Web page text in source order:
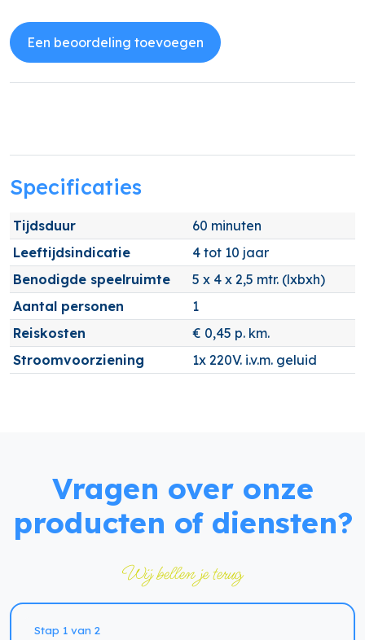
Een beoordeling toevoegen
Specificaties
Tijdsduur
60 minuten
Leeftijdsindicatie
4 tot 10 jaar
Benodigde speelruimte
5 x 4 x 2,5 mtr. (lxbxh)
Aantal personen
1
Reiskosten
€ 0,45 p. km.
Stroomvoorziening
1x 220V. i.v.m. geluid
Vragen over onze
producten of diensten?
Wij bellen je terug
Stap 1 van 2
Naam